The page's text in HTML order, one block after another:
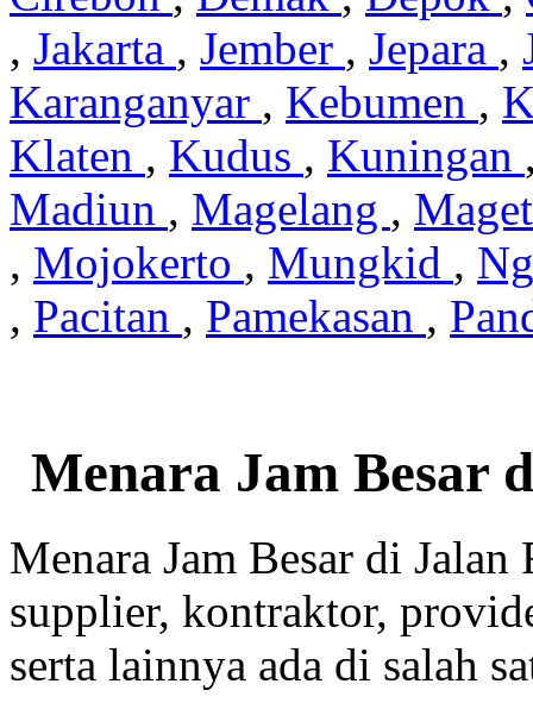
, Jakarta , Jember , Jepara ,
Karanganyar , Kebumen ,
Klaten , Kudus , Kuningan
Madiun , Magelang ,
, Mojokerto , Mungkid ,
, Pacitan , Pamekasan ,
Menara Jam Besar
Menara Jam Besar di Jalan
supplier, kontraktor,
serta lainnya ada di salah